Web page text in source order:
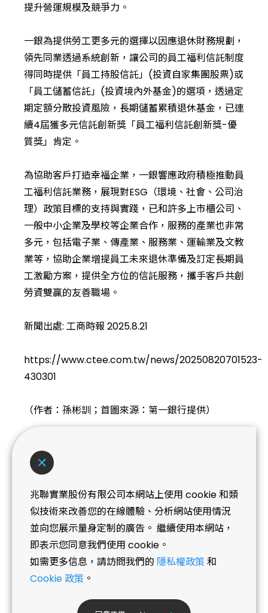
提升營運規模及競爭力。
一銀為提供勞工更多元的選擇以因應退休財務規劃，
領先同業透過系統創新，讓公司的員工福利信託制度
得同時提供「員工持股信託」(投資自家集團股票)或
「員工儲蓄信託」(投資境內外基金)的選項，透過定
期定額分散投資風險，長期儲蓄累積退休基金，已連
續4屆獲多元信託創新獎「員工福利信託創新獎-優
質獎」肯定。
為協助客戶打造幸福企業，一銀響應政府積極推動員
工福利信託業務，展現對ESG（環境、社會、公司治
理）政策目標的支持與實踐，已和許多上市櫃公司、
一般中小企業及學校等企業合作，服務的產業也非常
多元，包括電子業、傳產業、服務業、運輸業及文教
業等，協助企業增提員工未來退休準備及訂定長期員
工激勵方案，提供全方位的信託服務，攜手客戶共創
勞資雙贏的友善職場。
新聞出處: 工商時報 2025.8.21
https://www.ctee.com.tw/news/20250820701523-
430301
（作者：孫彬訓；首圖來源：第一銀行提供）
兆聯實業股份有限公司本網站上使用 cookie 和類
似技術來改善您的在線體驗、分析網站使用情況
並向您展示量身定制的廣告。 繼續使用本網站，
即表示您同意我們使用 cookie。
如需更多信息，請訪問我們的 隱私權政策 和
Cookie 政策 。